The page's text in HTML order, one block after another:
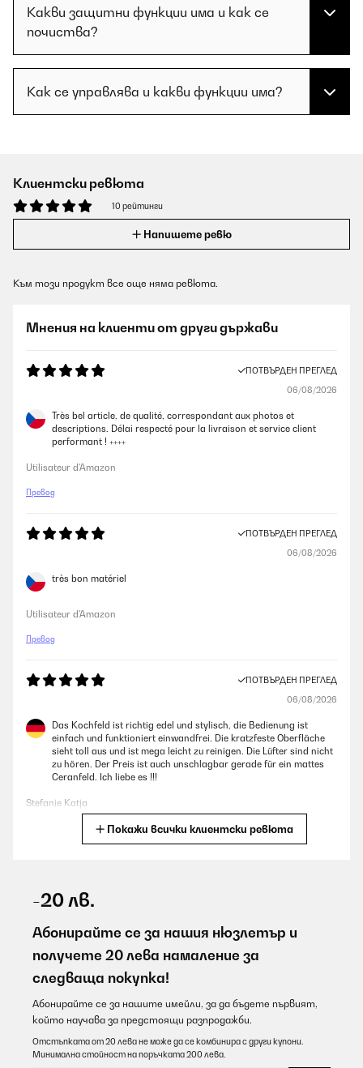
Какви защитни функции има и как се
почиства?
Как се управлява и какви функции има?
Клиентски ревюта
10 рейтинги
Напишете ревю
Към този продукт все още няма ревюта.
Мнения на клиенти от други държави
ПОТВЪРДЕН ПРЕГЛЕД
06/08/2026
Très bel article, de qualité, correspondant aux photos et
descriptions. Délai respecté pour la livraison et service client
performant ! ++++
Utilisateur d'Amazon
Превод
ПОТВЪРДЕН ПРЕГЛЕД
06/08/2026
très bon matériel
Utilisateur d'Amazon
Превод
ПОТВЪРДЕН ПРЕГЛЕД
06/08/2026
Das Kochfeld ist richtig edel und stylisch, die Bedienung ist
einfach und funktioniert einwandfrei. Die kratzfeste Oberfläche
sieht toll aus und ist mega leicht zu reinigen. Die Lüfter sind nicht
zu hören. Der Preis ist auch unschlagbar gerade für ein mattes
Ceranfeld. Ich liebe es !!!
Stefanie Katja
Utilisateur d'Amazon
Превод
ПОТВЪРДЕН ПРЕГЛЕД
06/08/2026
Покажи всички клиентски ревюта
-20 лв.
Абонирайте се за нашия нюзлетър и
получете 20 лева намаление за
следваща покупка!
Абонирайте се за нашите имейли, за да бъдете първият,
който научава за предстоящи разпродажби.
Отстъпката от 20 лева не може да се комбинира с други купони.
Минимална стойност на поръчката 200 лева.